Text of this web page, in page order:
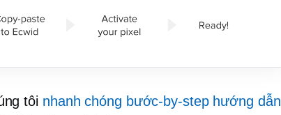
tôi nhanh chóng bước-by-stephướng dẫn